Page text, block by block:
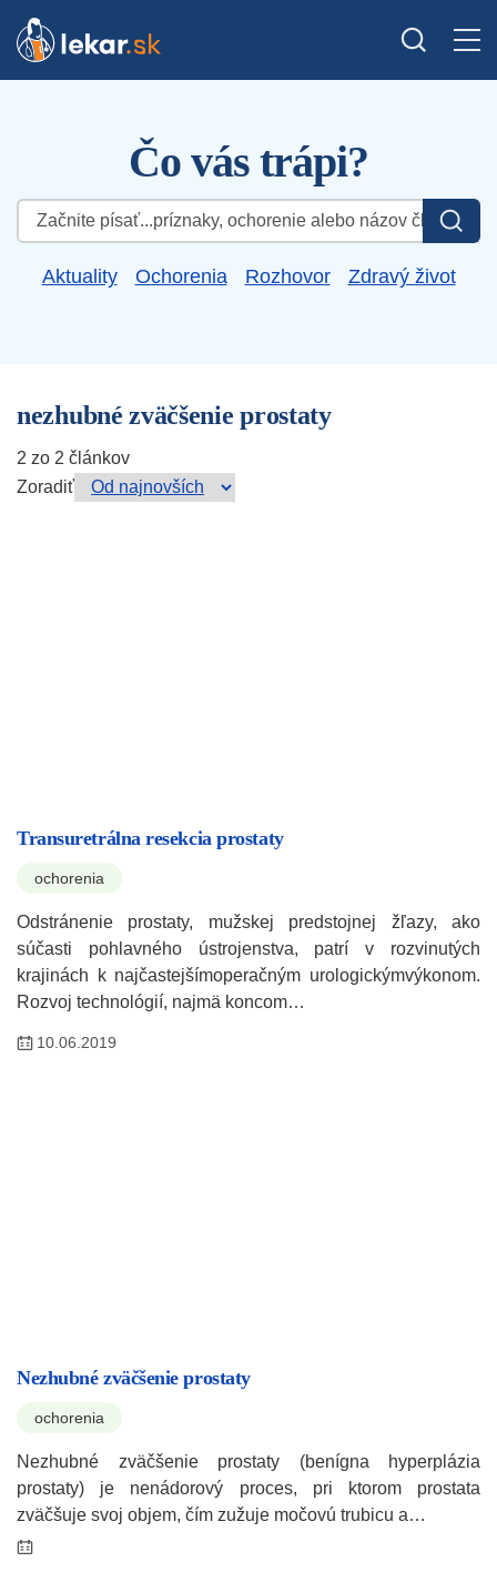
Čo vás trápi?
Hľadať:
Aktuality Ochorenia Rozhovor Zdravý život
nezhubné zväčšenie prostaty
2 zo 2 článkov
Zoradiť
Transuretrálna resekcia prostaty
ochorenia
Odstránenie prostaty, mužskej predstojnej žľazy, ako
súčasti pohlavného ústrojenstva, patrí v rozvinutých
krajinách k najčastejšímoperačným urologickýmvýkonom.
Rozvoj technológií, najmä koncom…
10.06.2019
Nezhubné zväčšenie prostaty
ochorenia
Nezhubné zväčšenie prostaty (benígna hyperplázia
prostaty) je nenádorový proces, pri ktorom prostata
zväčšuje svoj objem, čím zužuje močovú trubicu a…